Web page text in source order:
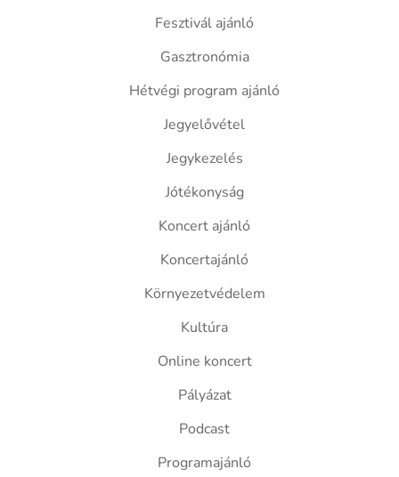
Fesztivál ajánló
Gasztronómia
Hétvégi program ajánló
Jegyelővétel
Jegykezelés
Jótékonyság
Koncert ajánló
Koncertajánló
Környezetvédelem
Kultúra
Online koncert
Pályázat
Podcast
Programajánló